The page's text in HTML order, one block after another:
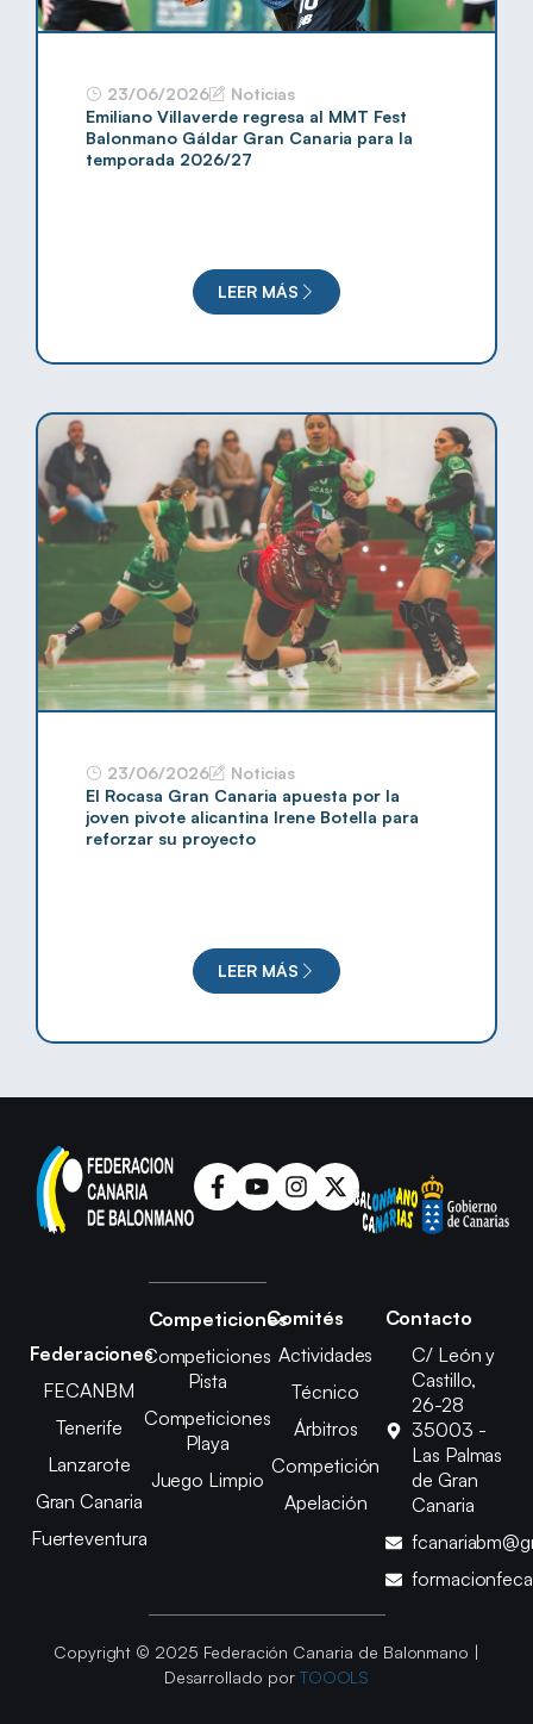
23/06/2026
Noticias
Emiliano Villaverde regresa al MMT Fest
Balonmano Gáldar Gran Canaria para la
temporada 2026/27
LEER MÁS
23/06/2026
Noticias
El Rocasa Gran Canaria apuesta por la
joven pivote alicantina Irene Botella para
reforzar su proyecto
LEER MÁS
Federaciones
FECANBM
Tenerife
Lanzarote
Gran Canaria
Fuerteventura
Competiciones
Competiciones
Pista
Competiciones
Playa
Juego Limpio
Comités
Actividades
Técnico
Árbitros
Competición
Apelación
Contacto
C/ León y
Castillo,
26-28
35003 -
Las Palmas
de Gran
Canaria
Copyright © 2025 Federación Canaria de Balonmano |
Desarrollado por TOOOLS